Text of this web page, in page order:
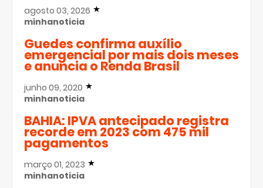
agosto 03, 2026
minhanoticia
Guedes confirma auxílio
emergencial por mais dois meses
e anuncia o Renda Brasil
junho 09, 2020
minhanoticia
BAHIA: IPVA antecipado registra
recorde em 2023 com 475 mil
pagamentos
março 01, 2023
minhanoticia